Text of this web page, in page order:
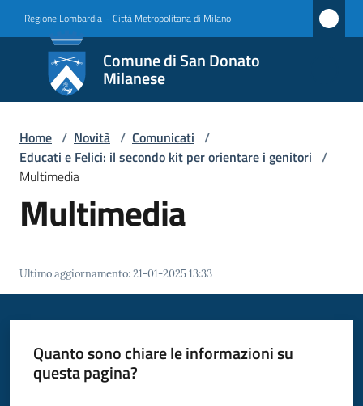
Regione Lombardia - Città Metropolitana di Milano
Comune di San Donato
Milanese
Comune
di San
Donato
Milanese
Amministrazione
San
Donato
Milanese
Home / Novità / Comunicati /
Educati e Felici: il secondo kit per orientare i genitori /
Multimedia
Multimedia
Ultimo aggiornamento:21-01-2025 13:33
Quanto sono chiare le informazioni su
questa pagina?